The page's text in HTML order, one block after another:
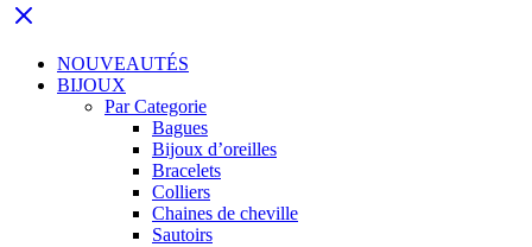
NOUVEAUTÉS
BIJOUX
Par Categorie
Bagues
Bijoux d’oreilles
Bracelets
Colliers
Chaines de cheville
Sautoirs